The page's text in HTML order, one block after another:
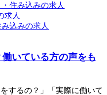
住み込みの求人
求人
込みの求人
働いている方の声をも
するの？」「実際に働いて